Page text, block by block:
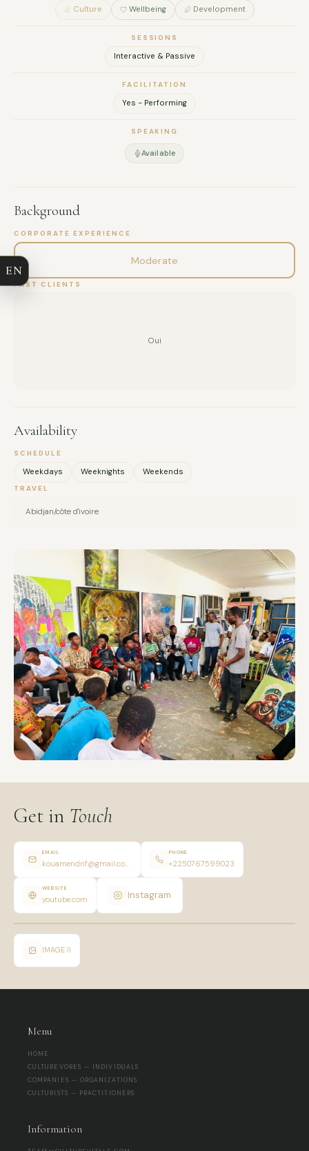
Culture Wellbeing Development
SESSIONS
Interactive & Passive
FACILITATION
Yes - Performing
SPEAKING
Available
Background
CORPORATE EXPERIENCE
Moderate
PAST CLIENTS
Oui
Availability
SCHEDULE
Weekdays Weeknights Weekends
TRAVEL
Abidjan/côte d'ivoire
Get in Touch
EMAIL
kouamendrif@gmail.com
PHONE
+2250767599023
WEBSITE
youtube.com Instagram
IMAGE II
Menu
HOME
CULTUREVORES — INDIVIDUALS
COMPANIES — ORGANIZATIONS
CULTURISTS — PRACTITIONERS
Information
EMAIL
EN